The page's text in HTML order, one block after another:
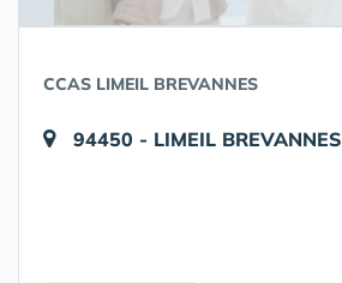
CCAS LIMEIL BREVANNES
94450 - LIMEIL BREVANNES